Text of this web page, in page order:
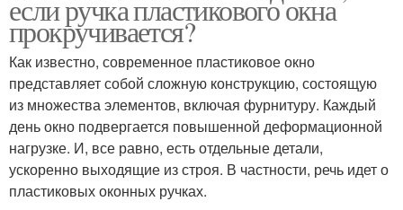
если ручка пластикового окна
прокручивается?
Как известно, современное пластиковое окно
представляет собой сложную конструкцию, состоящую
из множества элементов, включая фурнитуру. Каждый
день окно подвергается повышенной деформационной
нагрузке. И, все равно, есть отдельные детали,
ускоренно выходящие из строя. В частности, речь идет о
пластиковых оконных ручках.